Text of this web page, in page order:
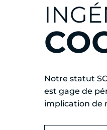
Notre statut
est gage de
implication de